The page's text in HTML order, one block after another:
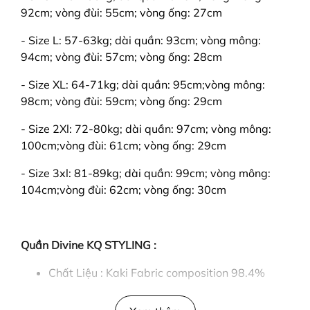
92cm; vòng đùi: 55cm; vòng ống: 27cm
- Size L: 57-63kg; dài quần: 93cm; vòng mông:
94cm; vòng đùi: 57cm; vòng ống: 28cm
- Size XL: 64-71kg; dài quần: 95cm;vòng mông:
98cm; vòng đùi: 59cm; vòng ống: 29cm
- Size 2Xl: 72-80kg; dài quần: 97cm; vòng mông:
100cm;vòng đùi: 61cm; vòng ống: 29cm
- Size 3xl: 81-89kg; dài quần: 99cm; vòng mông:
104cm;vòng đùi: 62cm; vòng ống: 30cm
Quần Divine KQ STYLING :
Chất Liệu : Kaki Fabric composition 98.4%
Độ co giãn : 4 chiều.